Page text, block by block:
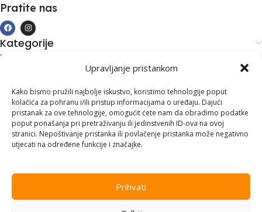
Upravljanje pristankom
Kako bismo pružili najbolje iskustvo, koristimo tehnologije poput
kolačića za pohranu i/ili pristup informacijama o uređaju. Dajući
pristanak za ove tehnologije, omogućit ćete nam da obradimo podatke
poput ponašanja pri pretraživanju ili jedinstvenih ID-ova na ovoj
stranici. Nepoštivanje pristanka ili povlačenje pristanka može negativno
utjecati na određene funkcije i značajke.
Prihvati
Pratite nas
Kategorije
Kupovina i podrška
Kontakt informacije
Branilaca Bosne, 75 300 Lukavac
+387 35 555 999
info@pconer.ba